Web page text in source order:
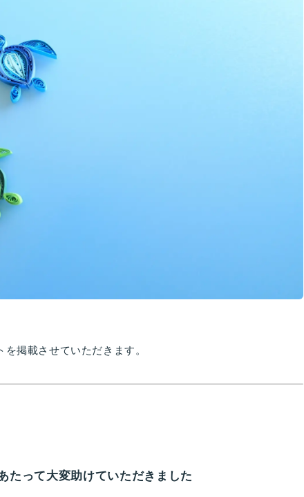
掲載させていただきます。
たって大変助けていただきました